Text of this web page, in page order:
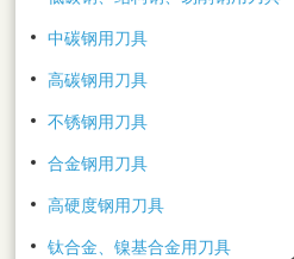
中碳钢用刀具
高碳钢用刀具
不锈钢用刀具
合金钢用刀具
高硬度钢用刀具
钛合金、镍基合金用刀具